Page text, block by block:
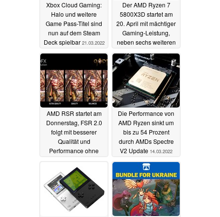
Xbox Cloud Gaming:
Halo und weitere
Game Pass-Titel sind
nun auf dem Steam
Deck spielbar 21.03.2022
Der AMD Ryzen 7
5800X3D startet am
20. April mit mächtiger
Gaming-Leistung,
neben sechs weiteren
Ryzen-CPUs15.03.2022
AMD RSR startet am
Donnerstag, FSR 2.0
folgt mit besserer
Qualität und
Performance ohne
14.03.2022
Die Performance von
AMD Ryzen sinkt um
bis zu 54 Prozent
durch AMDs Spectre
V2 Update 14.03.2022